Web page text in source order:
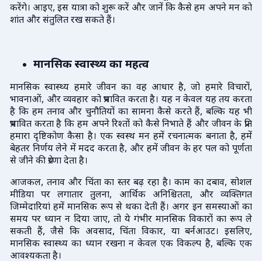
करेंगे। आइए, इस यात्रा को शुरू करें और जानें कि कैसे हम अपने मन को
शांत और संतुलित रख सकते हैं।
मानसिक स्वास्थ्य का महत्व
मानसिक स्वास्थ्य हमारे जीवन का वह आधार है, जो हमारे विचारों,
भावनाओं, और व्यवहार को प्रभावित करता है। यह न केवल यह तय करता
है कि हम तनाव और चुनौतियों का सामना कैसे करते हैं, बल्कि यह भी
प्रभावित करता है कि हम अपने रिश्तों को कैसे निभाते हैं और जीवन के प्रति
हमारा दृष्टिकोण कैसा है। एक स्वस्थ मन हमें रचनात्मक बनाता है, हमें
बेहतर निर्णय लेने में मदद करता है, और हमें जीवन के हर पल को पूर्णता
से जीने की प्रेरणा देता है।
आजकल, तनाव और चिंता का स्तर बढ़ रहा है। काम का दबाव, सोशल
मीडिया पर लगातार तुलना, आर्थिक अनिश्चितता, और व्यक्तिगत
जिम्मेदारियां हमें मानसिक रूप से थका देती हैं। अगर इन समस्याओं का
समय पर ध्यान न दिया जाए, तो ये गंभीर मानसिक विकारों का रूप ले
सकती हैं, जैसे कि अवसाद, चिंता विकार, या बर्नआउट। इसलिए,
मानसिक स्वास्थ्य का ध्यान रखना न केवल एक विकल्प है, बल्कि एक
आवश्यकता है।